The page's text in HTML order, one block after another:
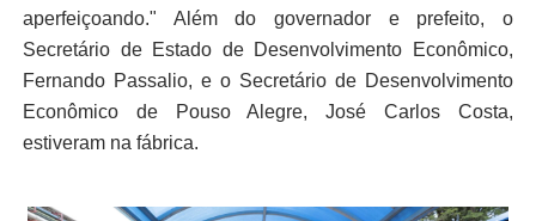
aperfeiçoando." Além do governador e prefeito, o
Secretário de Estado de Desenvolvimento Econômico,
Fernando Passalio, e o Secretário de Desenvolvimento
Econômico de Pouso Alegre, José Carlos Costa,
estiveram na fábrica.